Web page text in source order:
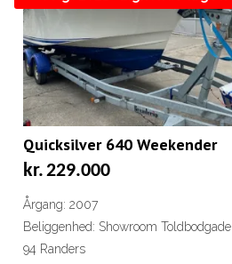
Quicksilver 640 Weekender
kr.229.000
Årgang: 2007
Beliggenhed: Showroom Toldbodgade
94 Randers